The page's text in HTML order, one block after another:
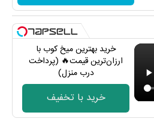
خرید بهترین میخ کوب با
ارزان‌ترین قیمت🔥 (پرداخت
درب منزل)
خرید با تخفیف